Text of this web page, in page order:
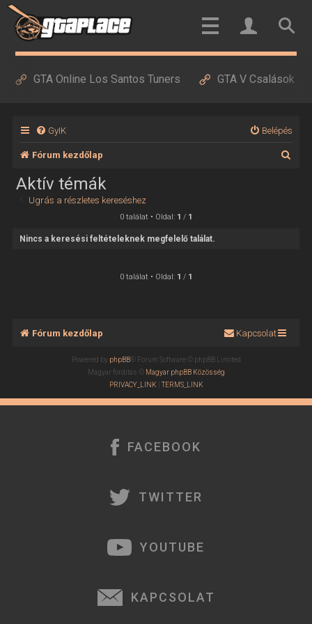
GTA Online Los Santos Tuners GTA V Csalások
GyIK Belépés
Fórum kezdőlap
Aktív témák
Ugrás a részletes kereséshez
0 találat • Oldal: 1 / 1
Nincs a keresési feltételeknek megfelelő találat.
0 találat • Oldal: 1 / 1
Fórum kezdőlap Kapcsolat
Powered by phpBB® Forum Software © phpBB Limited
Magyar fordítás ©
Magyar phpBB Közösség
PRIVACY_LINK| TERMS_LINK
FACEBOOK
TWITTER
YOUTUBE
KAPCSOLAT